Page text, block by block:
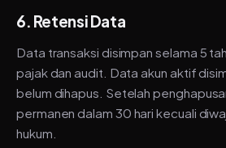
6. Retensi Data
Data transaksi disimpan selama 5
pajak dan audit. Data akun aktif
belum dihapus. Setelah
permanen dalam 30 hari kecuali
hukum.